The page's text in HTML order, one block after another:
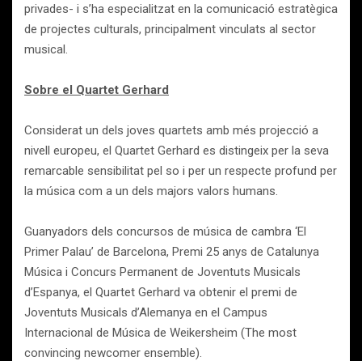
privades- i s’ha especialitzat en la comunicació estratègica
de projectes culturals, principalment vinculats al sector
musical.
Sobre el Quartet Gerhard
Considerat un dels joves quartets amb més projecció a
nivell europeu, el Quartet Gerhard es distingeix per la seva
remarcable sensibilitat pel so i per un respecte profund per
la música com a un dels majors valors humans.
Guanyadors dels concursos de música de cambra ‘El
Primer Palau’ de Barcelona, Premi 25 anys de Catalunya
Música i Concurs Permanent de Joventuts Musicals
d’Espanya, el Quartet Gerhard va obtenir el premi de
Joventuts Musicals d’Alemanya en el Campus
Internacional de Música de Weikersheim (The most
convincing newcomer ensemble).